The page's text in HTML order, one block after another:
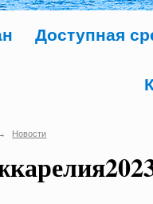
Доступная
Новости